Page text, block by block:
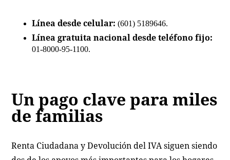
Línea desde celular: (601) 5189646.
Línea gratuita nacional desde teléfono fijo:
01-8000-95-1100.
Un pago clave para miles
de familias
Renta Ciudadana y Devolución del IVA siguen siendo